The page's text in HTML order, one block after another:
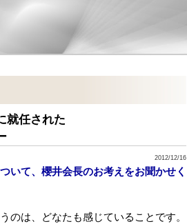
就任された
2012/12/16
いて、櫻井会長のお考えをお聞かせく
のは、どなたも感じていることです。